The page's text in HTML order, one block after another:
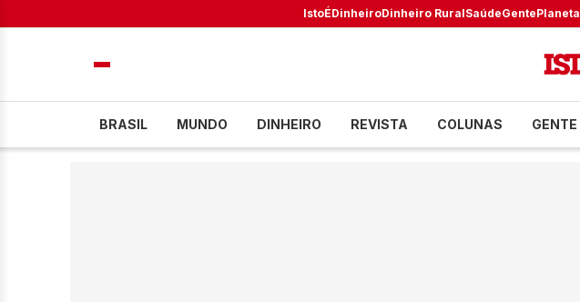
IstoÉDinheiroDinheiro RuralSaúdeGentePlaneta
BRASIL MUNDO DINHEIRO REVISTA COLUNAS GENTE